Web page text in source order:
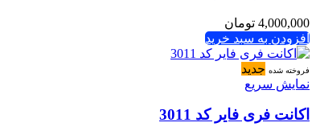
4,000,000 تومان
افزودن به سبد خرید
فروخته شده جدید
نمایش سریع
اکانت فری فایر کد 3011